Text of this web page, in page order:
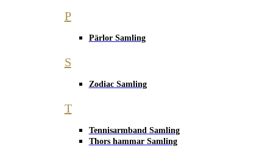
P
Pärlor Samling
S
Zodiac Samling
T
Tennisarmband Samling
Thors hammar Samling